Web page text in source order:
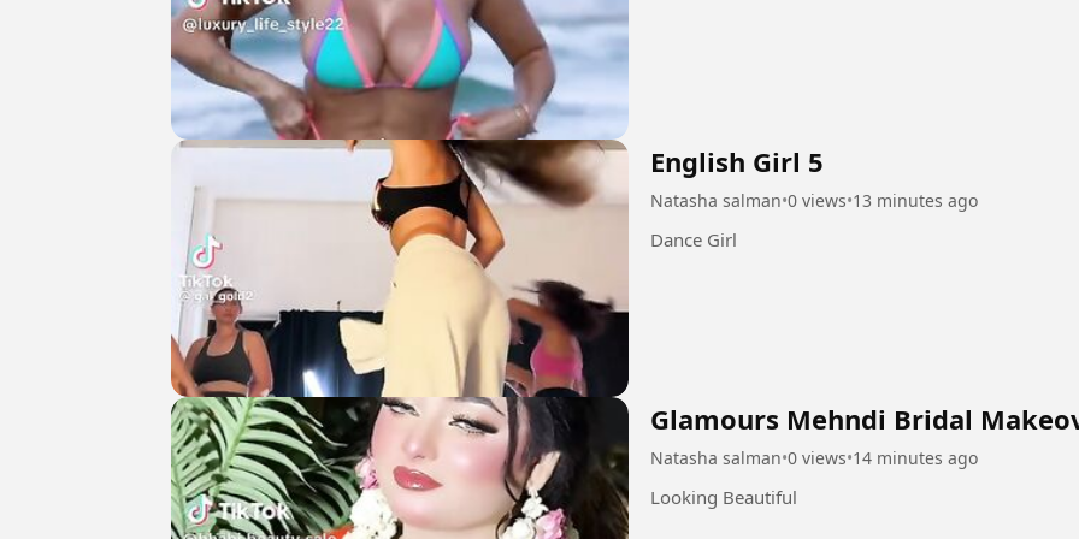
English Girl 5
Natasha salman•0 views•13 minutes ago
Dance Girl
Glamours Mehndi Bridal
Natasha salman•0 views•14 minutes ago
Looking Beautiful